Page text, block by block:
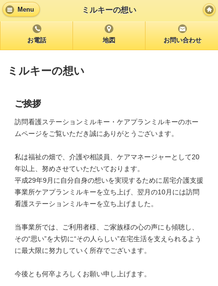
Menu ミルキーの想い
お電話 地図 お問い合わせ
ミルキーの想い
ご挨拶
訪問看護ステーションミルキー・ケアプランミルキーのホー
ムページをご覧いただき誠にありがとうございます。
私は福祉の畑で、介護や相談員、ケアマネージャーとして20
年以上、努めさせていただいております。
平成29年9月に自分自身の想いを実現するために居宅介護支援
事業所ケアプランミルキーを立ち上げ、翌月の10月には訪問
看護ステーションミルキーを立ち上げました。
当事業所では、ご利用者様、ご家族様の心の声にも傾聴し、
その“思い”を大切に“その人らしい”在宅生活を支えられるよう
に最大限に努力していく所存でございます。
今後とも何卒よろしくお願い申し上げます。